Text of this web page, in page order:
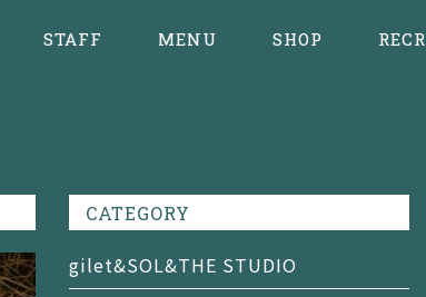
STAFF MENU SHOP
CATEGORY
gilet&SOL&THE STUDIO